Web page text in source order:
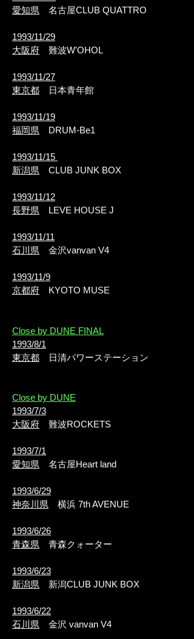
愛知県 名古屋CLUB QUATTRO
1993/11/29
大阪府 難波W'OHOL
1993/11/27
東京都 日本青年館
1993/11/19
福岡県 DRUM-Be1
1993/11/15
新潟県 CLUB JUNK BOX
1993/11/12
長野県 LEVE HOUSE J
1993/11/11
石川県 金沢vanvan V4
1993/11/9
京都府 KYOTO MUSE
Close by DUNE FINAL
1993/8/1
東京都 日清パワーステーション
Close by DUNE
1993/7/3
大阪府 難波ROCKETS
1993/7/1
愛知県 名古屋Heart land
1993/6/29
神奈川県 横浜 7th AVENUE
1993/6/26
青森県 青森クォーター
1993/6/23
新潟県 新潟CLUB JUNK BOX
1993/6/22
石川県 金沢 vanvan V4